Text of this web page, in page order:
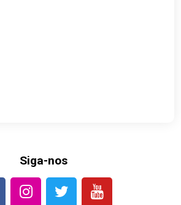
Siga-nos